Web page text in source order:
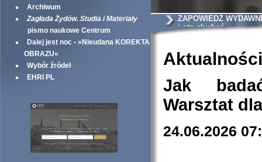
Archiwum
Zagłada Żydów. Studia i Materiały
pismo naukowe Centrum
Dalej jest noc - »Nieudana KOREKTA
OBRAZU«
Wybór źródeł
EHRI PL
ZAPOWIEDŹ
i oto słychać
Aktualności
Jak
Warsztat
24.06.2026